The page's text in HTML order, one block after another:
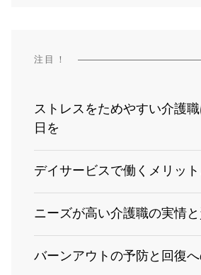
注目！
ストレスをためやすい介護
日を
デイサービスで働くメリッ
ニーズが高い介護職の実情
バーンアウトの予防と回復